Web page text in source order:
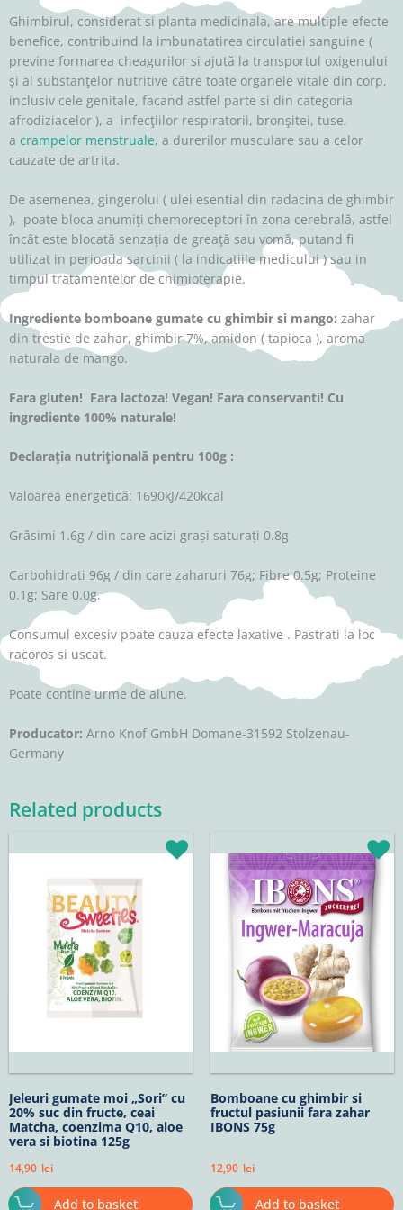
Ghimbirul, considerat si planta medicinala, are multiple efecte
benefice, contribuind la imbunatatirea circulatiei sanguine (
previne formarea cheagurilor si ajută la transportul oxigenului
şi al substanţelor nutritive către toate organele vitale din corp,
inclusiv cele genitale, facand astfel parte si din categoria
afrodiziacelor ), a infecţiilor respiratorii, bronşitei, tuse,
a crampelor menstruale, a durerilor musculare sau a celor
cauzate de artrita.
De asemenea, gingerolul ( ulei esential din radacina de ghimbir
), poate bloca anumiţi chemoreceptori în zona cerebrală, astfel
încât este blocată senzaţia de greaţă sau vomă, putand fi
utilizat in perioada sarcinii ( la indicatiile medicului ) sau in
timpul tratamentelor de chimioterapie.
Ingrediente bomboane gumate cu ghimbir si mango: zahar
din trestie de zahar, ghimbir 7%, amidon ( tapioca ), aroma
naturala de mango.
Fara gluten! Fara lactoza! Vegan! Fara conservanti! Cu
ingrediente 100% naturale!
Declaraţia nutriţională pentru 100g :
Valoarea energetică: 1690kJ/420kcal
Grăsimi 1.6g / din care acizi grași saturați 0.8g
Carbohidrati 96g / din care zaharuri 76g; Fibre 0.5g; Proteine
0.1g; Sare 0.0g.
Consumul excesiv poate cauza efecte laxative . Pastrati la loc
racoros si uscat.
Poate contine urme de alune.
Producator: Arno Knof GmbH Domane-31592 Stolzenau-
Germany
Related products
Jeleuri gumate moi „Sori” cu
20% suc din fructe, ceai
Matcha, coenzima Q10, aloe
vera si biotina 125g
14,90 lei
Add to basket
Bomboane cu ghimbir si
fructul pasiunii fara zahar
IBONS 75g
12,90 lei
Add to basket